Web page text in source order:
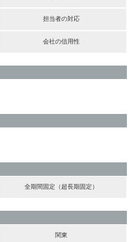
担当者の対応
会社の信用性
全期間固定（超長期固定）
関東